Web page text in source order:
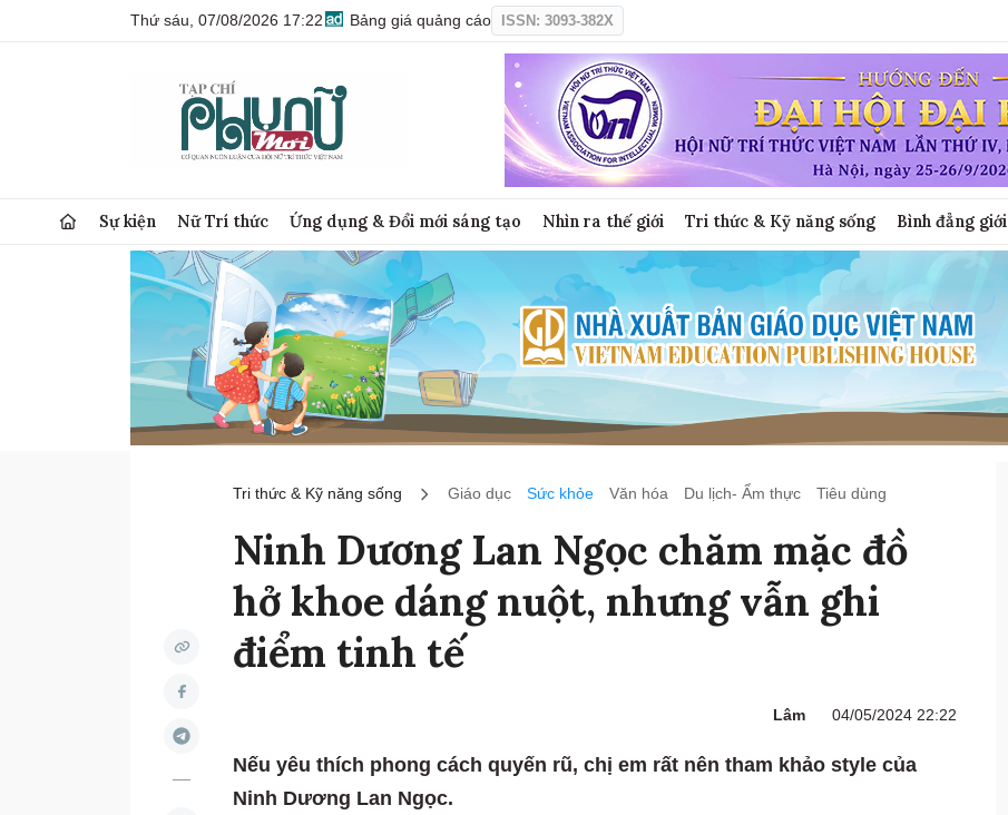
Thứ sáu, 07/08/2026 17:22 Bảng giá quảng cáo ISSN: 3093-382X
Sự kiện Nữ Trí thức Ứng dụng & Đổi mới sáng tạo Nhìn ra thế giới Tri thức & Kỹ năng sống Bình đẳng giới
Tri thức & Kỹ năng sống Giáo dục Sức khỏe Văn hóa Du lịch- Ẩm thực Tiêu dùng
Ninh Dương Lan Ngọc chăm mặc đồ
hở khoe dáng nuột, nhưng vẫn ghi
điểm tinh tế
Lâm 04/05/2024 22:22
Nếu yêu thích phong cách quyến rũ, chị em rất nên tham khảo style của
Ninh Dương Lan Ngọc.